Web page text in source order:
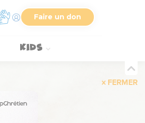
Faire un don
FERMER